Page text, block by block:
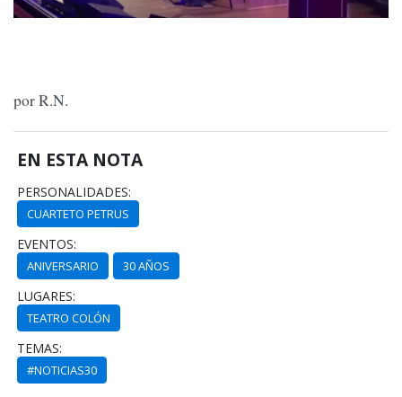
por R.N.
EN ESTA NOTA
PERSONALIDADES:
CUARTETO PETRUS
EVENTOS:
ANIVERSARIO 30 AÑOS
LUGARES:
TEATRO COLÓN
TEMAS:
#NOTICIAS30